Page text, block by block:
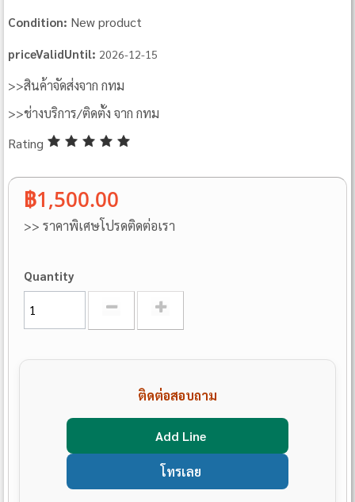
Condition: New product
priceValidUntil: 2026-12-15
>>สินค้าจัดส่งจาก กทม
>>ช่างบริการ/ติดตั้ง จาก กทม
Rating
฿1,500.00
>> ราคาพิเศษโปรดติดต่อเรา
Quantity
ติดต่อสอบถาม
Add Line
โทรเลย